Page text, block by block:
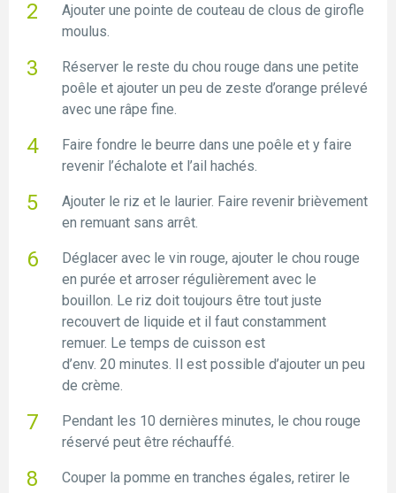
Ajouter une pointe de couteau de clous de girofle
moulus.
Réserver le reste du chou rouge dans une petite
poêle et ajouter un peu de zeste d’orange prélevé
avec une râpe fine.
Faire fondre le beurre dans une poêle et y faire
revenir l’échalote et l’ail hachés.
Ajouter le riz et le laurier. Faire revenir brièvement
en remuant sans arrêt.
Déglacer avec le vin rouge, ajouter le chou rouge
en purée et arroser régulièrement avec le
bouillon. Le riz doit toujours être tout juste
recouvert de liquide et il faut constamment
remuer. Le temps de cuisson est
d’env. 20 minutes. Il est possible d’ajouter un peu
de crème.
Pendant les 10 dernières minutes, le chou rouge
réservé peut être réchauffé.
Couper la pomme en tranches égales, retirer le